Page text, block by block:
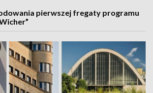
pierwszej fregaty programu